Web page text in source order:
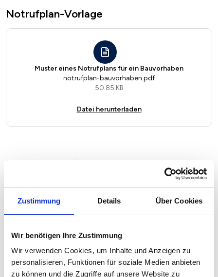
Zustimmung Details Über Cookies
Wir benötigen Ihre Zustimmung
Wir verwenden Cookies, um Inhalte und Anzeigen zu
personalisieren, Funktionen für soziale Medien anbieten
zu können und die Zugriffe auf unsere Website zu
Notrufplan-Vorlage
Muster eines Notrufplans für ein Bauvorhaben
notrufplan-bauvorhaben.pdf
50.85 KB
Datei herunterladen
Baustellenabsicherung nach außen
verbundene Bauzäune aufgestellt.
Warnhinweise:
Deutliche Schilder weisen auf das Betretungsverbot und
mögliche Haftungsfolgen hin.
Sie sollten in regelmäßigen Abständen gut sichtbar am Zaun
angebracht sein.